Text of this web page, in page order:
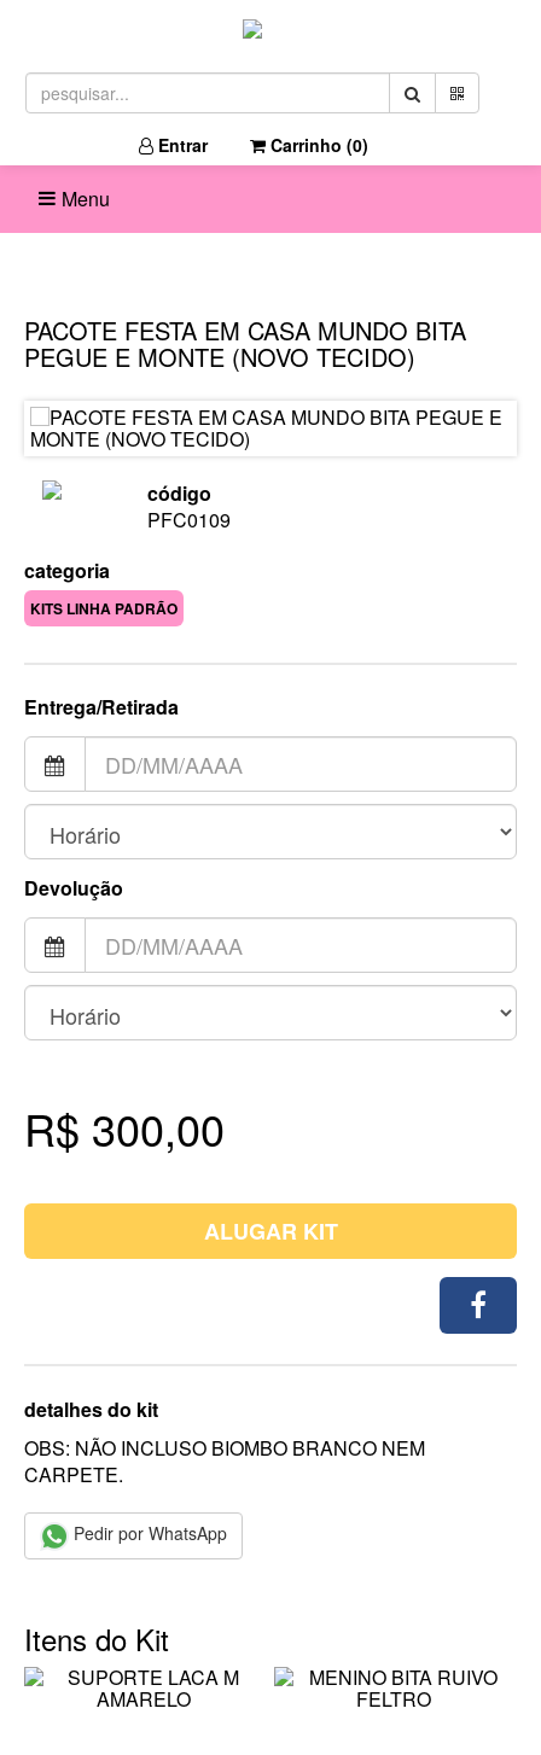
Entrar Carrinho (0)
Menu
PACOTE FESTA EM CASA MUNDO BITA
PEGUE E MONTE (NOVO TECIDO)
código
PFC0109
categoria
KITS LINHA PADRÃO
Entrega/Retirada
Devolução
R$ 300,00
ALUGAR KIT
detalhes do kit
OBS: NÃO INCLUSO BIOMBO BRANCO NEM
CARPETE.
Pedir por WhatsApp
Itens do Kit